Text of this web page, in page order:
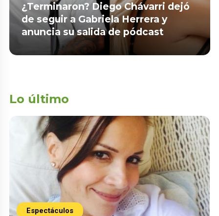
¿Terminaron? Diego Chávarri dejó
de seguir a Gabriela Herrera y
anuncia su salida de pódcast
Lo último
Espectáculos